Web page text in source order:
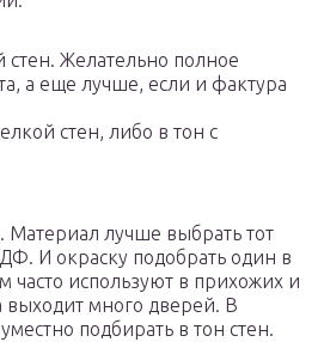
стен. Желательно полное
а еще лучше, если и фактура
стен, либо в тон с
Материал лучше выбрать тот
И окраску подобрать один в
часто используют в прихожих и
выходит много дверей. В
подбирать в тон стен.